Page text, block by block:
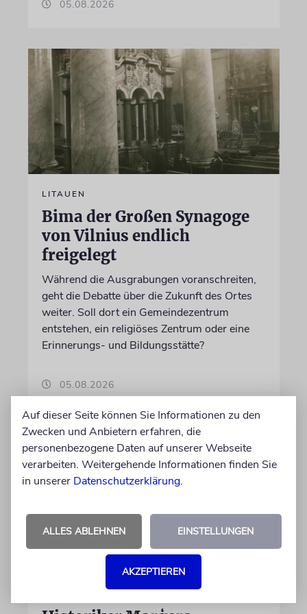
05.08.2026
LITAUEN
Bima der Großen Synagoge
von Vilnius endlich
freigelegt
Während die Ausgrabungen voranschreiten,
geht die Debatte über die Zukunft des Ortes
weiter. Soll dort ein Gemeindezentrum
entstehen, ein religiöses Zentrum oder eine
Erinnerungs- und Bildungsstätte?
05.08.2026
Auf dieser Seite können Sie Informationen zu den
Zwecken und Anbietern erfahren, die
personenbezogene Daten auf unserer Webseite
verarbeiten. Weitergehende Informationen finden Sie
in unserer Datenschutzerklärung.
ALLES ABLEHNEN EINSTELLUNGEN
AKZEPTIEREN